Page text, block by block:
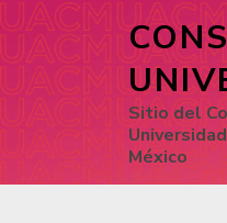
Sitio del
México